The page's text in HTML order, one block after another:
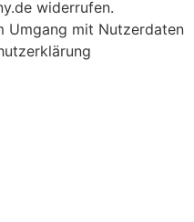
widerrufen.
Umgang mit Nutzerdaten